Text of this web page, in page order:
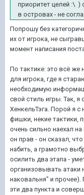
приоритет целей :\ )
в островах - не
Попрошу без
их от игрока, не
момент написания
По тактике: это всё же
для игрока, где я
необходимую
свой стиль игры. Так, я
ХенкельТэга. Порой я с
фишки, некие тактики,
очень сильно наехал
он прав - он сказал,
набить, а грамотно
осилить два этапа -
организовывать атаки
наковальня" и прочее).
эти два пункта и